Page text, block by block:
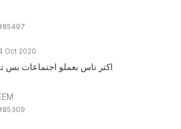
Oct 2020
اكتر ناس بعملو اجتماعات بس